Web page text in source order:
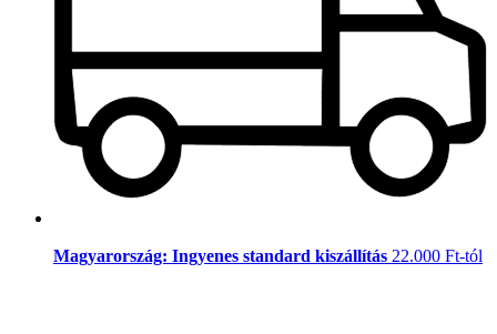
Magyarország: Ingyenes standard kiszállítás 22.000 Ft-tól